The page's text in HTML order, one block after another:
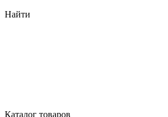
Найти
Каталог товаров